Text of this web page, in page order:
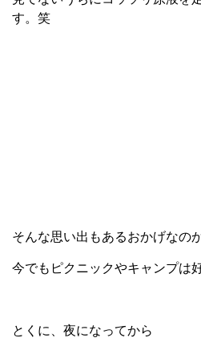
す。笑
そんな思い出もあるおかげなのか
今でもピクニックやキャンプは
とくに、夜になってから